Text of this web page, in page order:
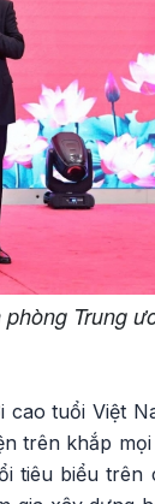
Trung
cao tuổi Việt
trên khắp mọi
tiêu biểu trên